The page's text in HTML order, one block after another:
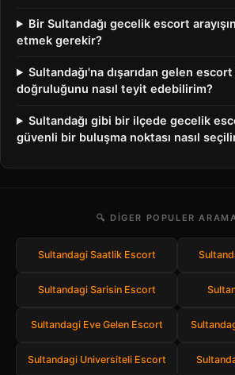
Bir Sultandağı gecelik escort
etmek gerekir?
Sultandağı'na dışarıdan gelen escort
doğruluğunu nasıl teyit edebilirim?
Sultandağı gibi bir ilçede gecelik
güvenli bir buluşma noktası nasıl
🔍 DIGER POPULER
Sultandagi Saatlik Escort
Sultandagi Sarisin Escort
Sultandagi Eve Gelen Escort
Sultandagi Universiteli Escort